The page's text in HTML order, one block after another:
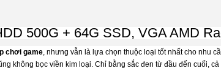
500G + 64G SSD, VGA AMD
chơi game, nhưng vẫn là lựa chọn thuộc loại tốt nhất cho nhu
không bọc viền kim loại. Chỉ bằng sắc đen từ đầu đến cuối,